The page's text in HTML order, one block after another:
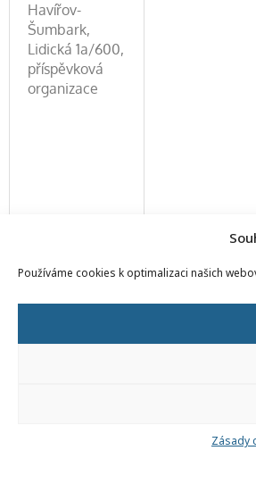
Používáme cookies k optimalizaci našich
Zásady
Havířov-
Šumbark,
Lidická 1a/600,
příspěvková
organizace